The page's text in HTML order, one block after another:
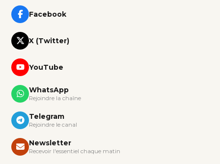
Facebook
X (Twitter)
YouTube
WhatsApp
Rejoindre la chaîne
Telegram
Rejoindre le canal
Newsletter
Recevoir l'essentiel chaque matin